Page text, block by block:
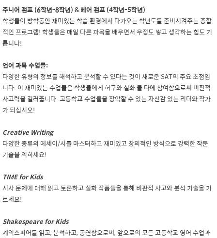
주니어 캠프 (6학년-8학년) & 베어 캠프 (4학년-5학년)
학생들이 방학동안 재미있는 학습 환경에서 다가오는 학년도를 준비시켜주는 종합
적인 프로그램! 학생들은 매일 다른 과목을 배우면서 우정도 쌓고 생각하는 힘도 기
릅니다!
언어 과목 수업들:
다양한 유형의 정보를 해석하고분석할수 있다는 것이 새로운 SAT의 주요 초점입
니다. 이 재미있는 수업들은 학생들에게허구와실화둘 다에 참여함으로써 비판적
사고력을 길러줍니다. 고등학교 수업들을장악할수 있는자신감 있는리더와 작가
가 되십시오!
Creative Writing
다양한 종류의 에세이/시를 마스터하고 재미있고 창의적인 방식으로 강력한 작문
기술을 익히세요!
TIME for Kids
시사 문제에 대해 읽고 토론하고실화작품들을 통해 비판적 사고와 분석 기술을 기
르세요!
Shakespeare for Kids
셰익스피어를 읽고, 분석하고, 공연함으로써, 앞으로의 모든 고등학교 영어 수업과